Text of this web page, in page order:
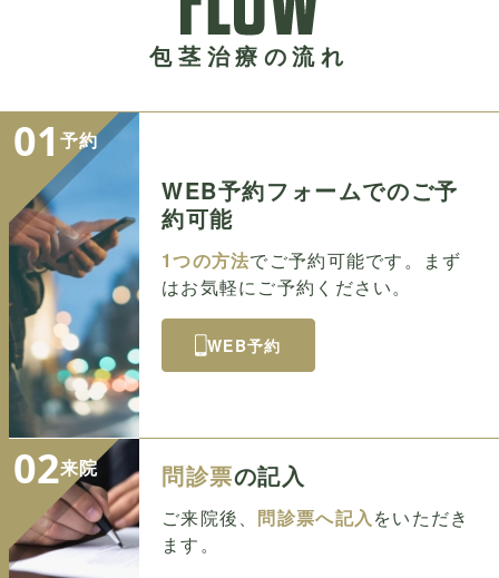
包茎治療の流れ
01 予約
WEB予約フォームでのご予
約可能
1つの方法でご予約可能です。まず
はお気軽にご予約ください。
WEB予約
02来院 問診票の記入
ご来院後、 問診票へ記入をいただき
ます。